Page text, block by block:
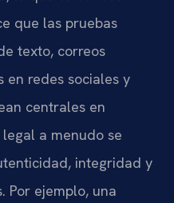
que las pruebas
texto, correos
en redes sociales y
centrales en
a menudo se
integridad y
Por ejemplo, una